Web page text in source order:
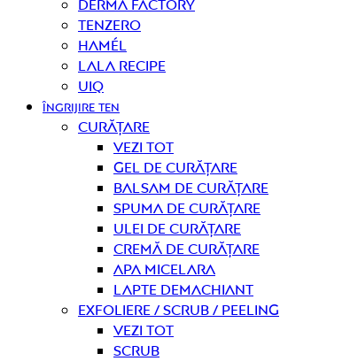
Derma Factory
Tenzero
Hamél
Lala Recipe
UIQ
ÎNGRIJIRE TEN
curățare
Vezi tot
Gel de curățare
Balsam de curățare
Spuma de curățare
Ulei de curățare
Cremă de curățare
Apa micelara
Lapte demachiant
Exfoliere / Scrub / Peeling
Vezi tot
Scrub